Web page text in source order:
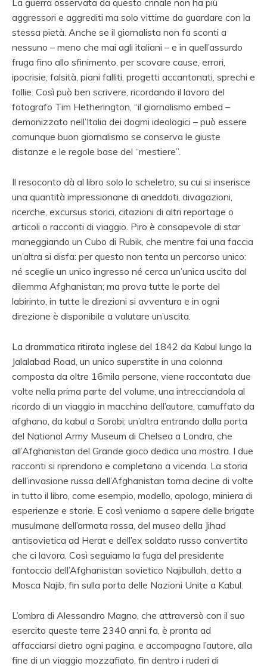
aggressori e aggrediti ma solo vittime da guardare con la
stessa pietà. Anche se il giornalista non fa sconti a
nessuno – meno che mai agli italiani – e in quell’assurdo
fruga fino allo sfinimento, per scovare cause, errori,
ipocrisie, falsità, piani falliti, progetti accantonati, sprechi e
follie. Così può ben scrivere, ricordando il lavoro del
fotografo Tim Hetherington, “il giornalismo embed –
demonizzato nell’Italia dei dogmi ideologici – può essere
comunque buon giornalismo se conserva le giuste
distanze e le regole base del “mestiere”.
Il resoconto dà al libro solo lo scheletro, su cui si inserisce
una quantità impressionane di aneddoti, divagazioni,
ricerche, excursus storici, citazioni di altri reportage o
articoli o racconti di viaggio. Piro è consapevole di star
maneggiando un Cubo di Rubik, che mentre fai una faccia
un’altra si disfa: per questo non tenta un percorso unico:
né sceglie un unico ingresso né cerca un’unica uscita dal
dilemma Afghanistan; ma prova tutte le porte del
labirinto, in tutte le direzioni si avventura e in ogni
direzione è disponibile a valutare un’uscita.
La drammatica ritirata inglese del 1842 da Kabul lungo la
Jalalabad Road, un unico superstite in una colonna
composta da oltre 16mila persone, viene raccontata due
volte nella prima parte del volume, una intrecciandola al
ricordo di un viaggio in macchina dell’autore, camuffato da
afghano, da kabul a Sorobi; un’altra entrando dalla porta
del National Army Museum di Chelsea a Londra, che
all’Afghanistan del Grande gioco dedica una mostra. I due
racconti si riprendono e completano a vicenda. La storia
dell’invasione russa dell’Afghanistan torna decine di volte
in tutto il libro, come esempio, modello, apologo, miniera di
esperienze e storie. E così veniamo a sapere delle brigate
musulmane dell’armata rossa, del museo della Jihad
antisovietica ad Herat e dell’ex soldato russo convertito
che ci lavora. Così seguiamo la fuga del presidente
fantoccio dell’Afghanistan sovietico Najibullah, detto a
Mosca Najib, fin sulla porta delle Nazioni Unite a Kabul.
L’ombra di Alessandro Magno, che attraversò con il suo
esercito queste terre 2340 anni fa, è pronta ad
affacciarsi dietro ogni pagina, e accompagna l’autore, alla
fine di un viaggio mozzafiato, fin dentro i ruderi di